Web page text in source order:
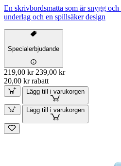
En skrivbordsmatta som är snygg
underlag och en spillsäker design
Specialerbjudande
219,00 kr 239,00 kr
20,00 kr rabatt
Lägg till i varukorgen
Lägg till i varukorgen